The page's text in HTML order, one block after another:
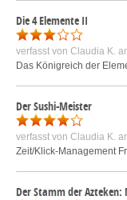
Die 4 Elemente II
verfasst von Claudia K.
Das Königreich der
Der Sushi-Meister
verfasst von Claudia K.
Zeit/Klick-Management
Der Stamm der Azteken: